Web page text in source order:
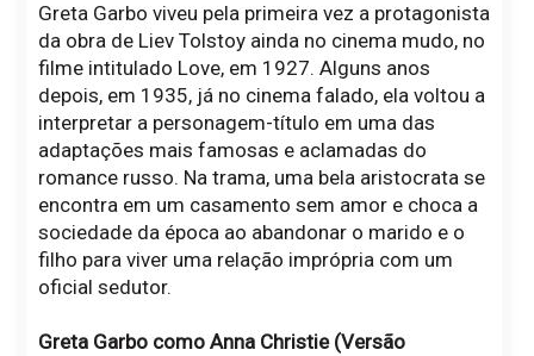
Greta Garbo viveu pela primeira vez a protagonista
da obra de Liev Tolstoy ainda no cinema mudo, no
filme intitulado Love, em 1927. Alguns anos
depois, em 1935, já no cinema falado, ela voltou a
interpretar a personagem-título em uma das
adaptações mais famosas e aclamadas do
romance russo. Na trama, uma bela aristocrata se
encontra em um casamento sem amor e choca a
sociedade da época ao abandonar o marido e o
filho para viver uma relação imprópria com um
oficial sedutor.
Greta Garbo como Anna Christie (Versão